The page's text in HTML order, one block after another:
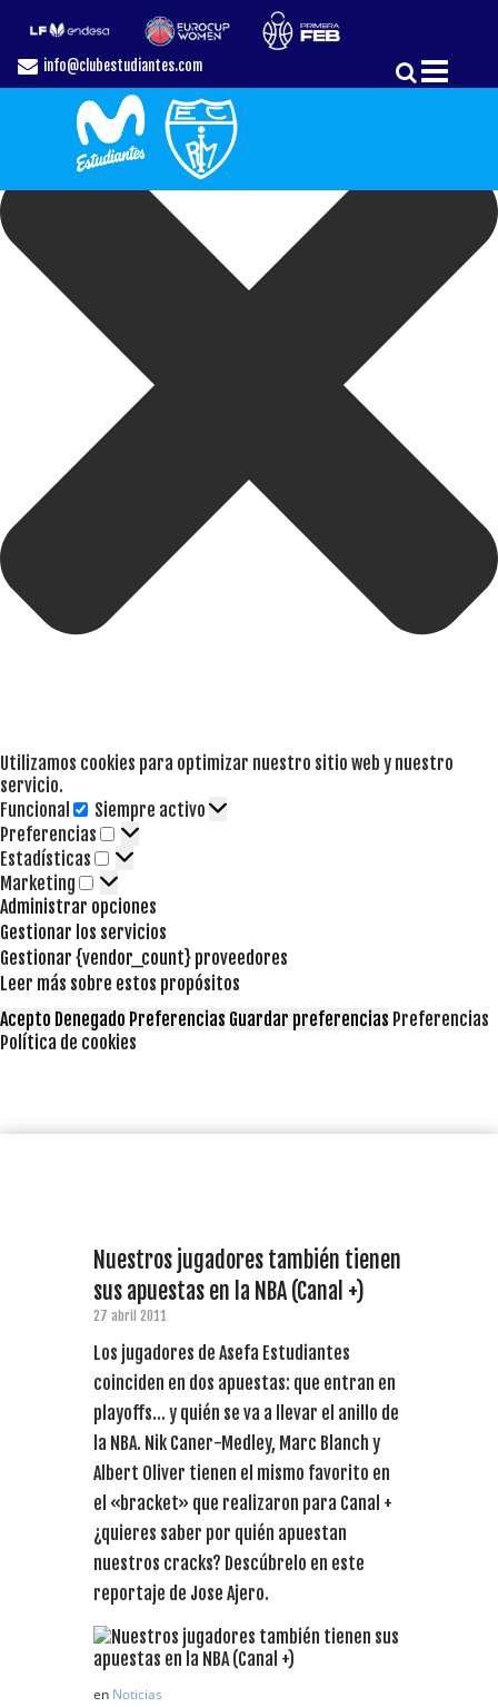
Gestionar el Consentimiento de las Cookies
Utilizamos cookies para optimizar nuestro sitio web y nuestro
servicio.
Funcional
Funcional
Siempre activo
Preferencias
Preferencias
Estadísticas Estadísticas
Marketing Marketing
Administrar opciones
Gestionar los servicios
Gestionar {vendor_count} proveedores
Leer más sobre estos propósitos
Acepto Denegado Preferencias Guardar preferencias Preferencias
Política de cookies
info@clubestudiantes.com
Nuestros jugadores también tienen
sus apuestas en la NBA (Canal +)
27 abril 2011
Los jugadores de Asefa Estudiantes
coinciden en dos apuestas: que entran en
playoffs… y quién se va a llevar el anillo de
la NBA. Nik Caner-Medley, Marc Blanch y
Albert Oliver tienen el mismo favorito en
el «bracket» que realizaron para Canal +
¿quieres saber por quién apuestan
nuestros cracks? Descúbrelo en este
reportaje de Jose Ajero.
en Noticias